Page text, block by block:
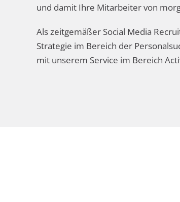
und damit Ihre Mitarbeiter von
Als zeitgemäßer Social Media
Strategie im Bereich der
mit unserem Service im Bereich